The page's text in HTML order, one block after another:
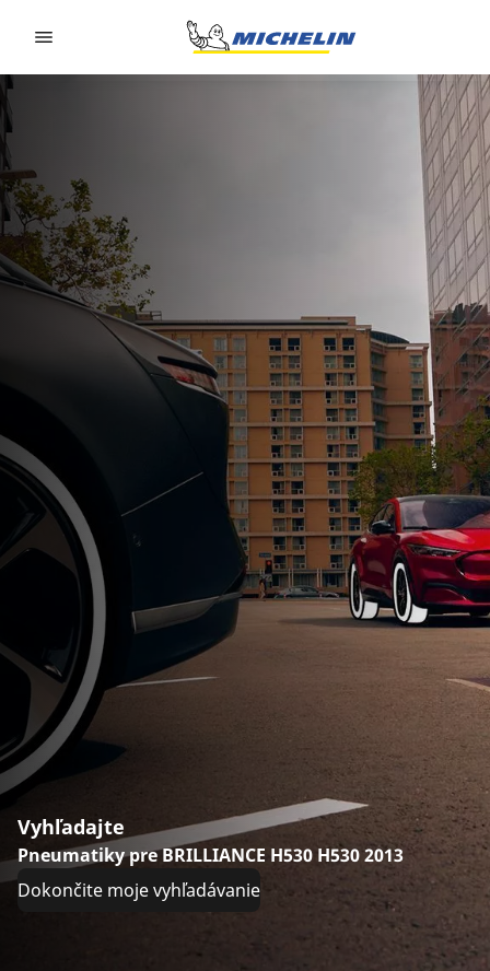
Vyhľadajte
Pneumatiky pre BRILLIANCE H530 H530 2013
Dokončite moje vyhľadávanie